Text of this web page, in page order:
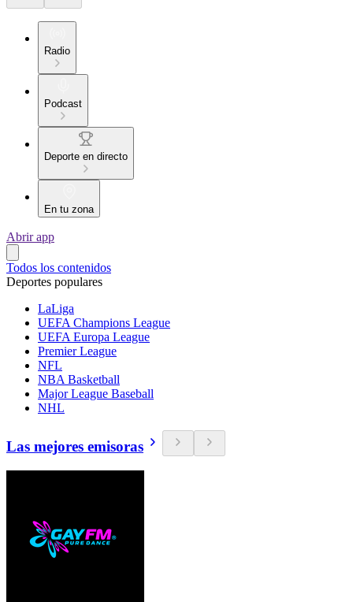
Radio
Podcast
Deporte en directo
En tu zona
Abrir app
Todos los contenidos
Deportes populares
LaLiga
UEFA Champions League
UEFA Europa League
Premier League
NFL
NBA Basketball
Major League Baseball
NHL
Las mejores emisoras